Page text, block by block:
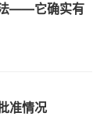
——它确实有
准情况